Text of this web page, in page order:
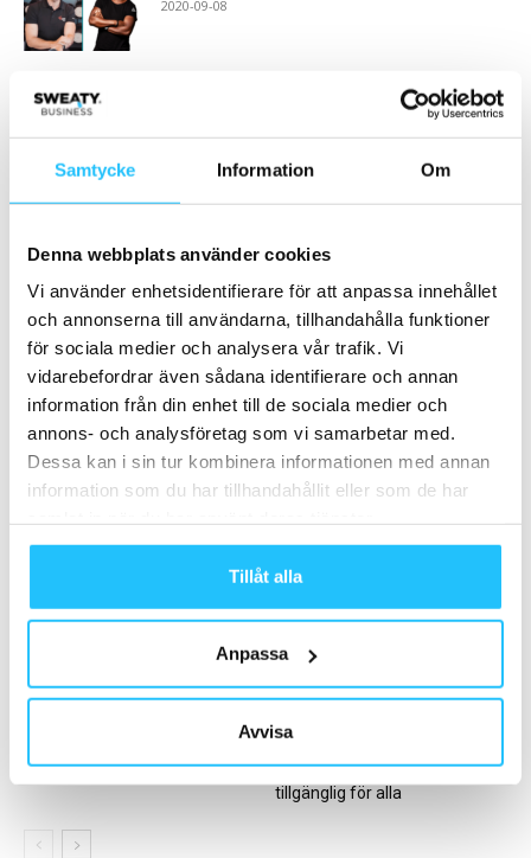
Samtycke Information Om
Denna webbplats använder cookies
Vi använder enhetsidentifierare för att anpassa innehållet
och annonserna till användarna, tillhandahålla funktioner
för sociala medier och analysera vår trafik. Vi
vidarebefordrar även sådana identifierare och annan
information från din enhet till de sociala medier och
annons- och analysföretag som vi samarbetar med.
Dessa kan i sin tur kombinera informationen med annan
information som du har tillhandahållit eller som de har
Tillåt alla
Anpassa
Avvisa
2020-09-08
Concept blir distributörer av EGYM
Ladda fler
HETAST JUST NU
Business
Podcast: ”Vi säljer inte
tubsockar” – Umeå Sport &
Motion om...
Business
3 tips till dig som vill starta gym
– Casall Business...
europeiska gymjätten Basic-Fit
Nya InBody380 revolutionerar
hälsomätning: Cellhälsa nu
tillgänglig för alla